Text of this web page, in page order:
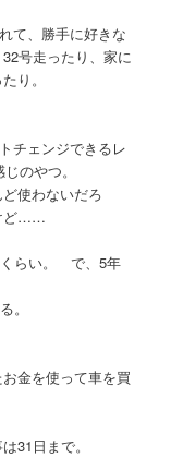
て、勝手に好きな
号走ったり、家に
り。
チェンジできるレ
のやつ。
使わないだろ
ど……
くらい。 で、5年
。
金を使って車を買
31日まで。